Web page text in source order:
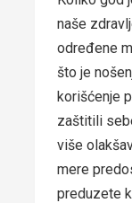
naše
određene
što je
korišćenje
zaštitili
više
mere
preduzete